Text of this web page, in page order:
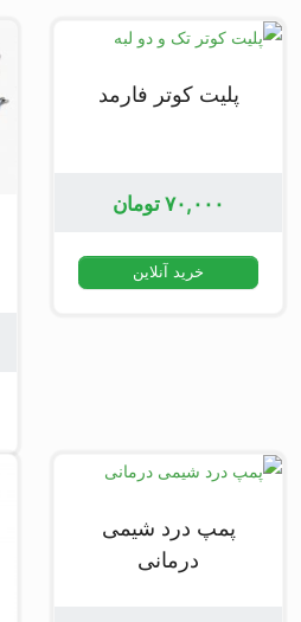
پلیت کوتر فارمد
۷۰,۰۰۰تومان
خرید آنلاین
پمپ درد شیمی
درمانی